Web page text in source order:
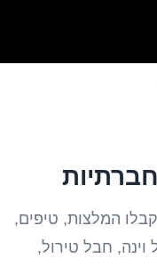
המלצות, טיפים,
וינה, חבל טירול,